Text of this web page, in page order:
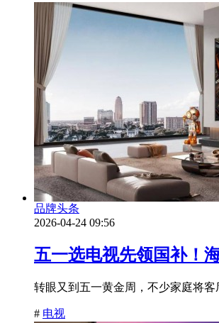
品牌头条
2026-04-24 09:56
五一选电视先领国补！
转眼又到五一黄金周，不少家庭将
# 电视